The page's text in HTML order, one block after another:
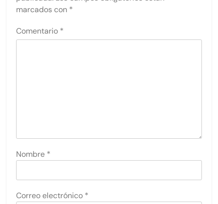
marcados con *
Comentario *
Nombre *
Correo electrónico *